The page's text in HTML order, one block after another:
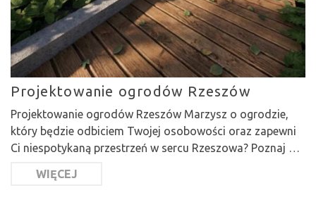
Projektowanie ogrodów Rzeszów
Projektowanie ogrodów Rzeszów Marzysz o ogrodzie,
który będzie odbiciem Twojej osobowości oraz zapewni
Ci niespotykaną przestrzeń w sercu Rzeszowa? Poznaj …
WIĘCEJ